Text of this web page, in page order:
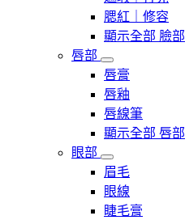
腮紅｜修容
顯示全部 臉部
唇部
唇膏
唇釉
唇線筆
顯示全部 唇部
眼部
眉毛
眼線
睫毛膏